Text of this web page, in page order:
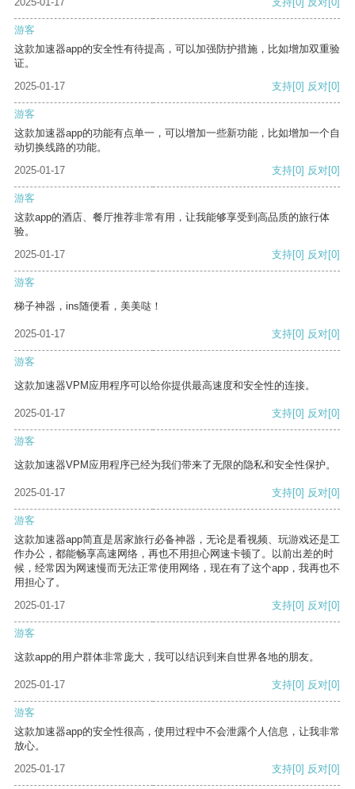
游客
这款加速器app的安全性有待提高，可以加强防护措施，比如增加双重验
证。
2025-01-17
支持[0] 反对[0]
游客
这款加速器app的功能有点单一，可以增加一些新功能，比如增加一个自
动切换线路的功能。
2025-01-17
支持[0] 反对[0]
游客
这款app的酒店、餐厅推荐非常有用，让我能够享受到高品质的旅行体
验。
2025-01-17
支持[0] 反对[0]
游客
梯子神器，ins随便看，美美哒！
2025-01-17 支持[0] 反对[0]
游客
这款加速器VPM应用程序可以给你提供最高速度和安全性的连接。
2025-01-17 支持[0] 反对[0]
游客
这款加速器VPM应用程序已经为我们带来了无限的隐私和安全性保护。
2025-01-17 支持[0] 反对[0]
游客
这款加速器app简直是居家旅行必备神器，无论是看视频、玩游戏还是工
作办公，都能畅享高速网络，再也不用担心网速卡顿了。以前出差的时
候，经常因为网速慢而无法正常使用网络，现在有了这个app，我再也不
用担心了。
2025-01-17
支持[0] 反对[0]
游客
这款app的用户群体非常庞大，我可以结识到来自世界各地的朋友。
2025-01-17 支持[0] 反对[0]
游客
这款加速器app的安全性很高，使用过程中不会泄露个人信息，让我非常
放心。
2025-01-17
支持[0] 反对[0]